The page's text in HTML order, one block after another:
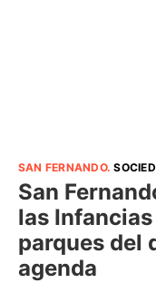
SAN FERNANDO.
San
las
parques del
agenda